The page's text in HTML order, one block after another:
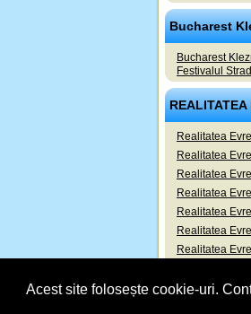
Acest site folosește cookie-uri.
Bucharest
Bucharest
Festivalul
REALITATEA
Realitatea
Realitatea
Realitatea
Realitatea
Realitatea
Realitatea
Realitatea